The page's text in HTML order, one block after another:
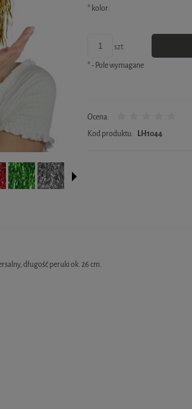
*kolor:
szt.
*- Pole wymagane
Ocena:
Kod produktu: LH1044
długość peruki ok. 26 cm.